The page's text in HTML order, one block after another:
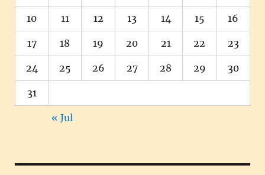
10 11 12 13 14 15 16
17 18 19 20 21 22 23
24 25 26 27 28 29 30
31
« Jul